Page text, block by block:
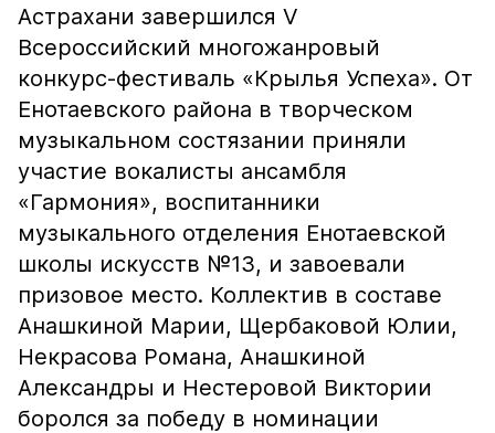
Астрахани завершился V
Всероссийский многожанровый
конкурс-фестиваль «Крылья Успеха». От
Енотаевского района в творческом
музыкальном состязании приняли
участие вокалисты ансамбля
«Гармония», воспитанники
музыкального отделения Енотаевской
школы искусств №13, и завоевали
призовое место. Коллектив в составе
Анашкиной Марии, Щербаковой Юлии,
Некрасова Романа, Анашкиной
Александры и Нестеровой Виктории
боролся за победу в номинации